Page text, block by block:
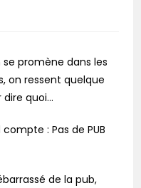
promène dans les
on ressent quelque
dire quoi…
: Pas de PUB
de la pub,